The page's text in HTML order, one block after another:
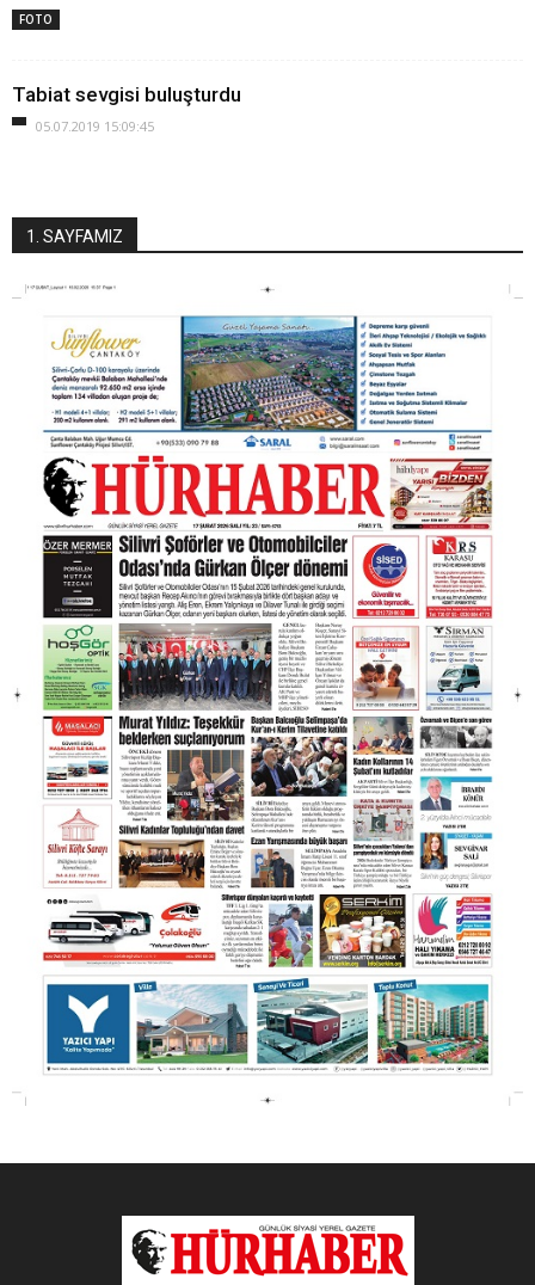
FOTO
Tabiat sevgisi buluşturdu
05.07.2019 15:09:45
1. SAYFAMIZ